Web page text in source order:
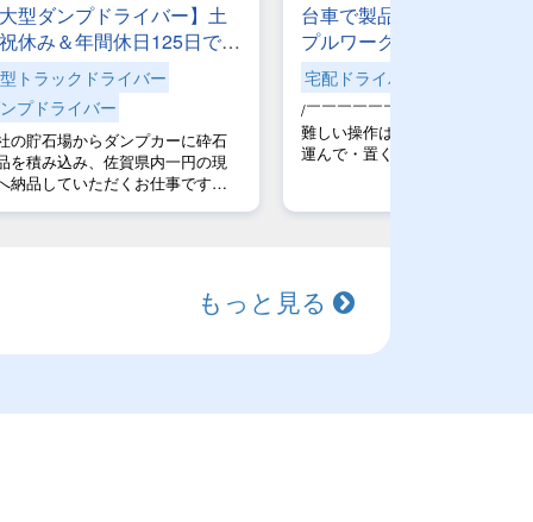
大型ダンプドライバー】土
休み＆年間休日125日でプ
ベートも充実！【手作業
積み降ろしナシ】ショベ
用◎地場配送です。【自
属便】安心して長く活躍
る環境です
トラックドライバー
プドライバー
の貯石場からダンプカーに砕石
を積み込み、佐賀県内一円の現
納品していただくお仕事です。1
しっかりとした点検から！）08:00
製品積込・配送（1～5件程度、積
休憩（しっかり休んで午後に備
～ 帰社・車両点検・業務終了
台車で製品を運ぶだけの
プルワーク！《未経験OK/
替/高時給1,600円》工場内
スタッフ★
宅配ドライバー
/￣￣￣￣￣￣￣￣￣￣￣￣￣
難しい操作は一切ナシ！ 『積ん
運んで・置く』だけ！ ＿＿＿＿
た製品を 出荷エリアや保管場所
を使って所定の場所まで運ぶ
るより 動きたい派にピッタリ！
を使うオシゴトです！ 扱う製品
もっと見る